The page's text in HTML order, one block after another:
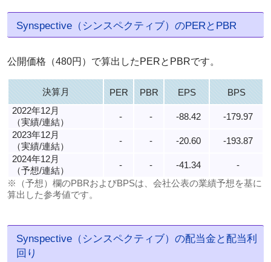
Synspective（シンスペクティブ）のPERとPBR
公開価格（480円）で算出したPERとPBRです。
決算月 PER PBR EPS
BPS
2022年12月
（実績/連結）
- - -88.42
-179.97
2023年12月
（実績/連結）
- - -20.60
-193.87
2024年12月
（予想/連結）
- - -41.34
-
※（予想）欄のPBRおよびBPSは、会社公表の業績予想を基に
算出した参考値です。
Synspective（シンスペクティブ）の配当金と配当利
回り